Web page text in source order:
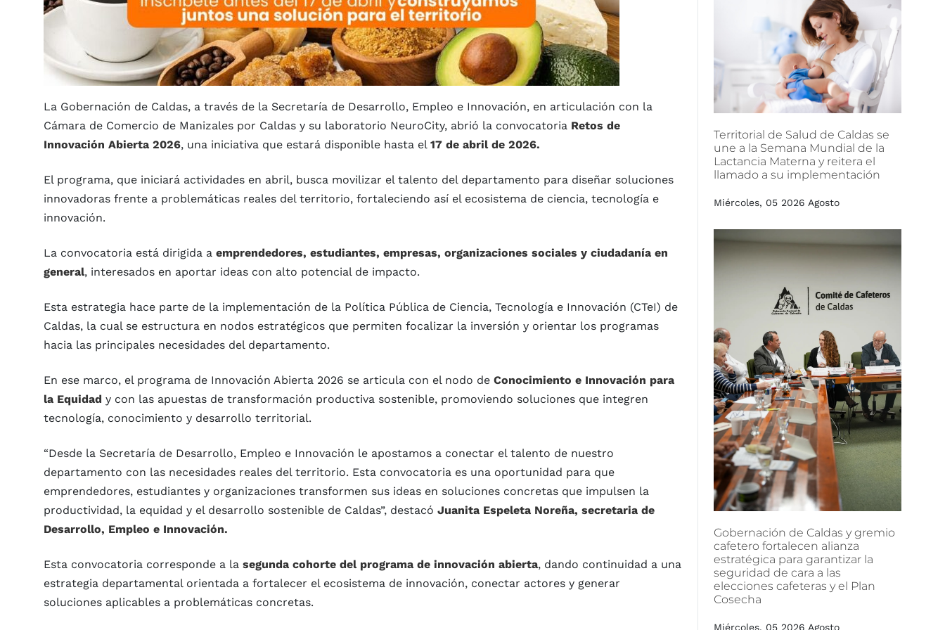
La Gobernación de Caldas, a través de la Secretaría de Desarrollo, Empleo e Innovación, en articulación con la
Cámara de Comercio de Manizales por Caldas y su laboratorio NeuroCity, abrió la convocatoria Retos de
Innovación Abierta 2026, una iniciativa que estará disponible hasta el 17 de abril de 2026.
El programa, que iniciará actividades en abril, busca movilizar el talento del departamento para diseñar soluciones
innovadoras frente a problemáticas reales del territorio, fortaleciendo así el ecosistema de ciencia, tecnología e
innovación.
La convocatoria está dirigida a emprendedores, estudiantes, empresas, organizaciones sociales y ciudadanía en
general, interesados en aportar ideas con alto potencial de impacto.
Esta estrategia hace parte de la implementación de la Política Pública de Ciencia, Tecnología e Innovación (CTeI) de
Caldas, la cual se estructura en nodos estratégicos que permiten focalizar la inversión y orientar los programas
hacia las principales necesidades del departamento.
En ese marco, el programa de Innovación Abierta 2026 se articula con el nodo de Conocimiento e Innovación para
la Equidad y con las apuestas de transformación productiva sostenible, promoviendo soluciones que integren
tecnología, conocimiento y desarrollo territorial.
“Desde la Secretaría de Desarrollo, Empleo e Innovación le apostamos a conectar el talento de nuestro
departamento con las necesidades reales del territorio. Esta convocatoria es una oportunidad para que
emprendedores, estudiantes y organizaciones transformen sus ideas en soluciones concretas que impulsen la
productividad, la equidad y el desarrollo sostenible de Caldas”, destacó Juanita Espeleta Noreña, secretaria de
Desarrollo, Empleo e Innovación.
Esta convocatoria corresponde a la segunda cohorte del programa de innovación abierta, dando continuidad a una
estrategia departamental orientada a fortalecer el ecosistema de innovación, conectar actores y generar
soluciones aplicables a problemáticas concretas.
Territorial de Salud de Caldas se
une a la Semana Mundial de la
Lactancia Materna y reitera el
llamado a su implementación
Miércoles, 05 2026 Agosto
Gobernación de Caldas y gremio
cafetero fortalecen alianza
estratégica para garantizar la
seguridad de cara a las
elecciones cafeteras y el Plan
Cosecha
Miércoles, 05 2026 Agosto